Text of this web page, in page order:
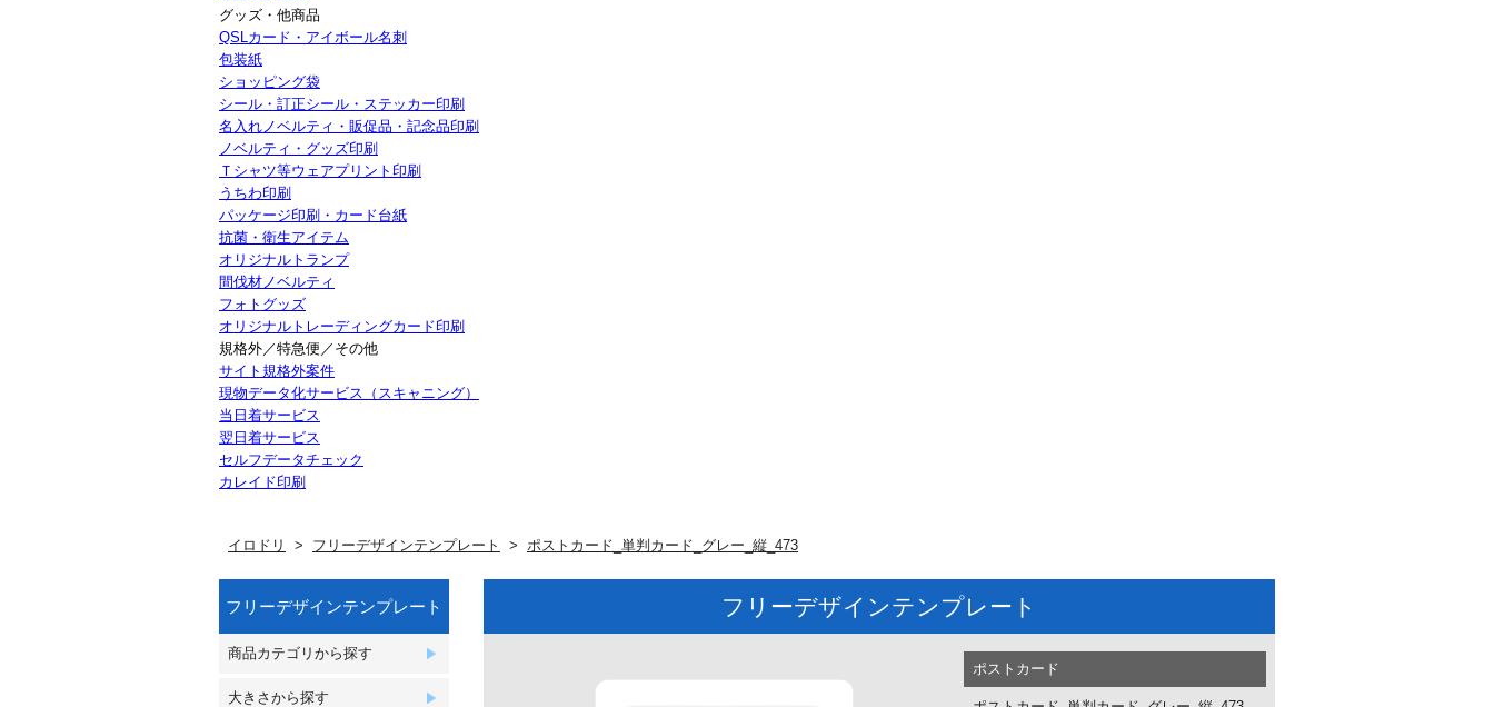
グッズ・他商品
QSLカード・アイボール名刺
包装紙
ショッピング袋
シール・訂正シール・ステッカー印刷
名入れノベルティ・販促品・記念品印刷
ノベルティ・グッズ印刷
Ｔシャツ等ウェアプリント印刷
うちわ印刷
パッケージ印刷・カード台紙
抗菌・衛生アイテム
オリジナルトランプ
間伐材ノベルティ
フォトグッズ
オリジナルトレーディングカード印刷
規格外／特急便／その他
サイト規格外案件
現物データ化サービス（スキャニング）
当日着サービス
翌日着サービス
セルフデータチェック
カレイド印刷
イロドリ フリーデザインテンプレート ポストカード_単判カード_グレー_縦_473
フリーデザインテンプレート
商品カテゴリから探す
大きさから探す
フリーデザインテンプレート
ポストカード